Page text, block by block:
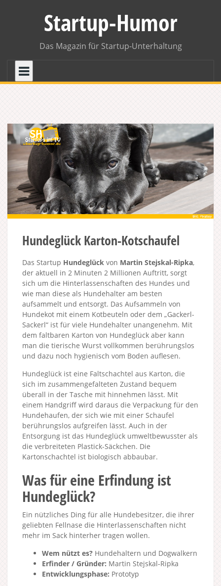
Startup-Humor
Das Magazin für Startup-Unterhaltung
Hundeglück Karton-Kotschaufel
Das Startup Hundeglück von Martin Stejskal-Ripka,
der aktuell in 2 Minuten 2 Millionen Auftritt, sorgt
sich um die Hinterlassenschaften des Hundes und
wie man diese als Hundehalter am besten
aufsammelt und entsorgt. Das Aufsammeln von
Hundekot mit einem Kotbeuteln oder dem „Gackerl-
Sackerl“ ist für viele Hundehalter unangenehm. Mit
dem faltbaren Karton von Hundeglück aber kann
man die tierische Wurst vollkommen berührungslos
und dazu noch hygienisch vom Boden auflesen.
Hundeglück ist eine Faltschachtel aus Karton, die
sich im zusammengefalteten Zustand bequem
überall in der Tasche mit hinnehmen lässt. Mit
einem Handgriff wird daraus die Verpackung für den
Hundehaufen, der sich wie mit einer Schaufel
berührungslos aufgreifen lässt. Auch in der
Entsorgung ist das Hundeglück umweltbewusster als
die verbreiteten Plastick-Säckchen. Die
Kartonschachtel ist biologisch abbaubar.
Was für eine Erfindung ist
Hundeglück?
Ein nützliches Ding für alle Hundebesitzer, die ihrer
geliebten Fellnase die Hinterlassenschaften nicht
mehr im Sack hinterher tragen wollen.
Wem nützt es? Hundehaltern und Dogwalkern
Erfinder / Gründer: Martin Stejskal-Ripka
Entwicklungsphase: Prototyp